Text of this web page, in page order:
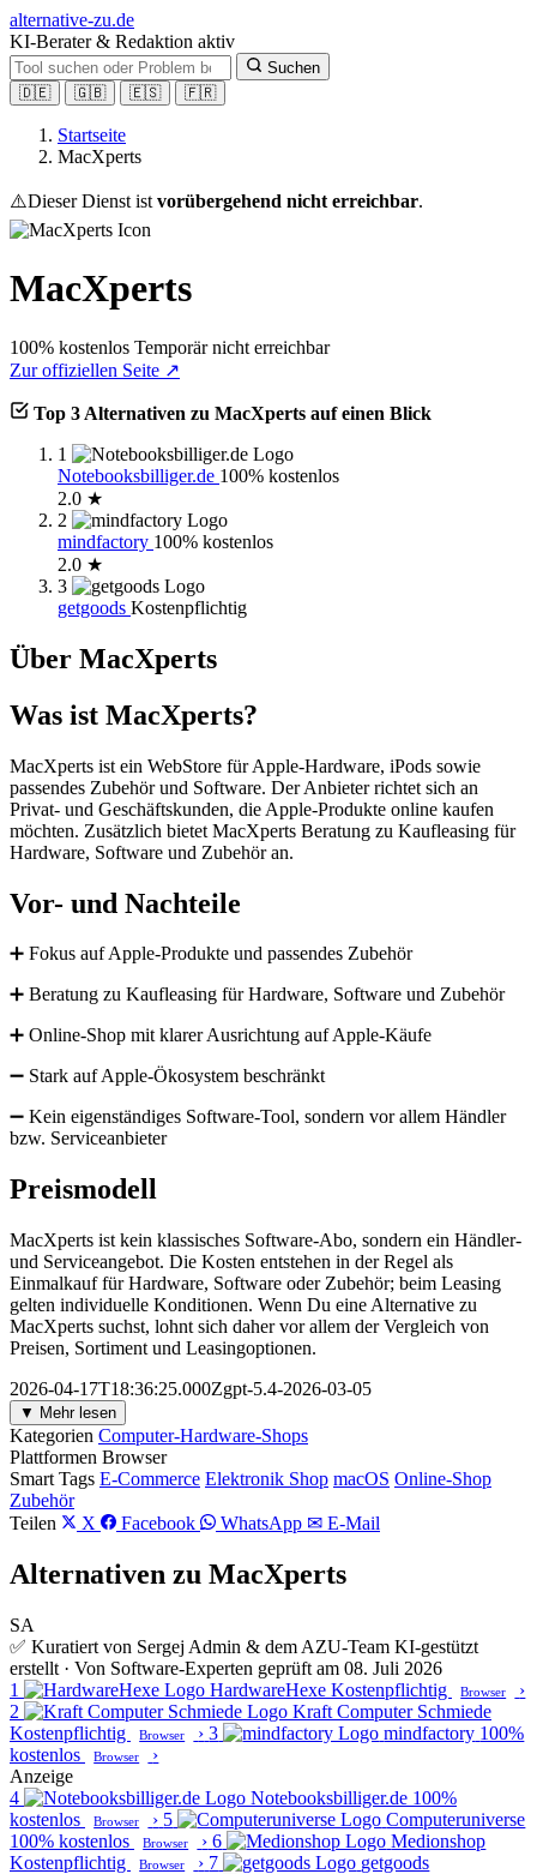
alternative-zu.de
KI-Berater & Redaktion aktiv
Suchen
🇩🇪
🇬🇧 🇪🇸 🇫🇷
Startseite
MacXperts
⚠️Dieser Dienst ist vorübergehend nicht erreichbar.
MacXperts
100% kostenlos Temporär nicht erreichbar
Zur offiziellen Seite ↗
Top 3 Alternativen zu MacXperts auf einen Blick
1
Notebooksbilliger.de 100% kostenlos
2.0 ★
2
mindfactory 100% kostenlos
2.0 ★
3
getgoods Kostenpflichtig
Über MacXperts
Was ist MacXperts?
MacXperts ist ein WebStore für Apple-Hardware, iPods sowie
passendes Zubehör und Software. Der Anbieter richtet sich an
Privat- und Geschäftskunden, die Apple-Produkte online kaufen
möchten. Zusätzlich bietet MacXperts Beratung zu Kaufleasing für
Hardware, Software und Zubehör an.
Vor- und Nachteile
➕ Fokus auf Apple-Produkte und passendes Zubehör
➕ Beratung zu Kaufleasing für Hardware, Software und Zubehör
➕ Online-Shop mit klarer Ausrichtung auf Apple-Käufe
➖ Stark auf Apple-Ökosystem beschränkt
➖ Kein eigenständiges Software-Tool, sondern vor allem Händler
bzw. Serviceanbieter
Preismodell
MacXperts ist kein klassisches Software-Abo, sondern ein Händler-
und Serviceangebot. Die Kosten entstehen in der Regel als
Einmalkauf für Hardware, Software oder Zubehör; beim Leasing
gelten individuelle Konditionen. Wenn Du eine Alternative zu
MacXperts suchst, lohnt sich daher vor allem der Vergleich von
Preisen, Sortiment und Leasingoptionen.
2026-04-17T18:36:25.000Zgpt-5.4-2026-03-05
▼ Mehr lesen
Kategorien Computer-Hardware-Shops
Plattformen Browser
Smart Tags E-Commerce Elektronik Shop macOS Online-Shop
Zubehör
Teilen
X Facebook WhatsApp ✉ E-Mail
Alternativen zu MacXperts
SA
✅ Kuratiert von Sergej Admin & dem AZU-Team KI-gestützt
erstellt · Von Software-Experten geprüft am 08. Juli 2026
1
HardwareHexe Kostenpflichtig Browser
›
2
Kraft Computer Schmiede
Kostenpflichtig
Browser › 3 mindfactory 100%
kostenlos
Browser
›
Anzeige
4
Notebooksbilliger.de 100%
kostenlos
Browser › 5
Computeruniverse
100% kostenlos
Browser › 6
Medionshop
Kostenpflichtig
Browser › 7
getgoods